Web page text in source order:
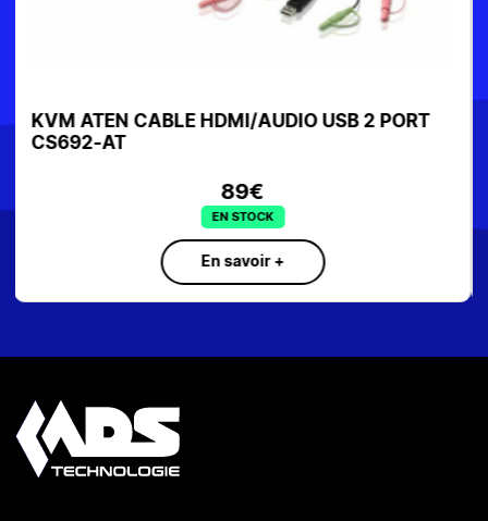
KVM DISPLAYPORT 2U ATEN Commutateur
CS22DP-AT
SUR COMMANDE
En savoir +